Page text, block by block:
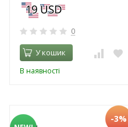
0
У кошик
В наявності
-3%